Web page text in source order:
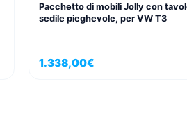
Pacchetto di mobili Jolly con
sedile pieghevole, per VW T3
1.338,00€